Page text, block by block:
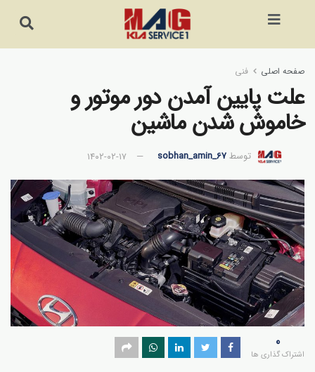
صفحه اصلی فنی
علت پایین آمدن دور موتور و
خاموش شدن ماشین
توسطsobhan_amin_67 ۱۴۰۲-۰۲-۱۷
0
اشتراک گذاری ها